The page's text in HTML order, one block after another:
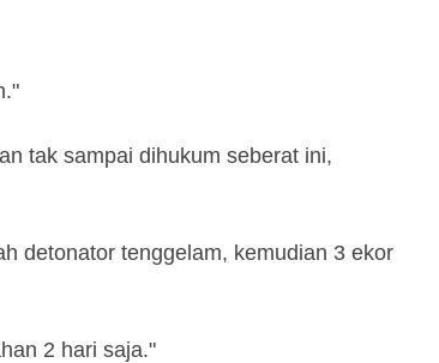
tak sampai dihukum seberat ini,
detonator tenggelam, kemudian 3 ekor
2 hari saja."